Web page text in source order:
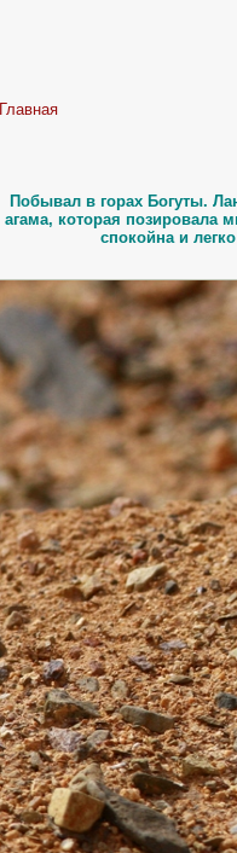
Главная
Побывал в горах Богуты.
агама, которая позировала
спокойна и